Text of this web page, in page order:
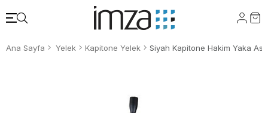
Ana Sayfa Yelek Kapitone Yelek